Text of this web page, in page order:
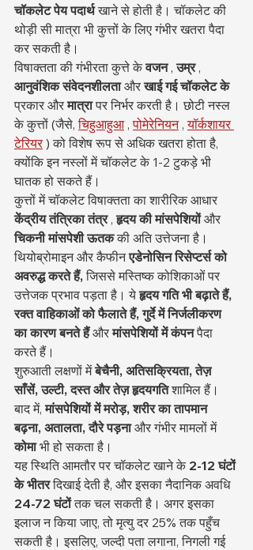
चॉकलेट पेय पदार्थ खाने से होती है। चॉकलेट की
थोड़ी सी मात्रा भी कुत्तों के लिए गंभीर खतरा पैदा
कर सकती है।
विषाक्तता की गंभीरता कुत्ते के वजन , उम्र ,
आनुवंशिक संवेदनशीलता और खाई गई चॉकलेट के
प्रकार और मात्रा पर निर्भर करती है। छोटी नस्ल
के कुत्तों (जैसे, चिहुआहुआ , पोमेरेनियन , यॉर्कशायर
टेरियर ) को विशेष रूप से अधिक खतरा होता है,
क्योंकि इन नस्लों में चॉकलेट के 1-2 टुकड़े भी
घातक हो सकते हैं।
कुत्तों में चॉकलेट विषाक्तता का शारीरिक आधार
केंद्रीय तंत्रिका तंत्र , हृदय की मांसपेशियों और
चिकनी मांसपेशी ऊतक की अति उत्तेजना है।
थियोब्रोमाइन और कैफीन एडेनोसिन रिसेप्टर्स को
अवरुद्ध करते हैं, जिससे मस्तिष्क कोशिकाओं पर
उत्तेजक प्रभाव पड़ता है। ये हृदय गति भी बढ़ाते हैं,
रक्त वाहिकाओं को फैलाते हैं, गुर्दे में निर्जलीकरण
का कारण बनते हैं और मांसपेशियों में कंपन पैदा
करते हैं।
शुरुआती लक्षणों में बेचैनी, अतिसक्रियता, तेज़
साँसें, उल्टी, दस्त और तेज़ हृदयगति शामिल हैं।
बाद में, मांसपेशियों में मरोड़, शरीर का तापमान
बढ़ना, अतालता, दौरे पड़ना और गंभीर मामलों में
कोमा भी हो सकता है।
यह स्थिति आमतौर पर चॉकलेट खाने के 2-12 घंटों
के भीतर दिखाई देती है, और इसका नैदानिक अवधि
24-72 घंटों तक चल सकती है। अगर इसका
इलाज न किया जाए, तो मृत्यु दर 25% तक पहुँच
सकती है। इसलिए, जल्दी पता लगाना, निगली गई